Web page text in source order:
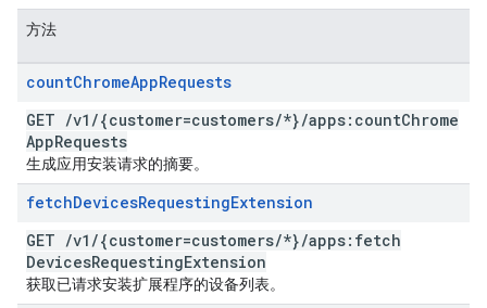
方法
countChromeAppRequests
GET /v1 /{customer=customers/*}/apps:countChrome
AppRequests
生成应用安装请求的摘要。
fetchDevicesRequestingExtension
GET /v1 /{customer=customers/*}/apps:fetch
DevicesRequestingExtension
获取已请求安装扩展程序的设备列表。